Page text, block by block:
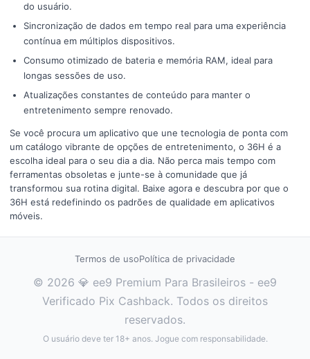
do usuário.
Sincronização de dados em tempo real para uma experiência
contínua em múltiplos dispositivos.
Consumo otimizado de bateria e memória RAM, ideal para
longas sessões de uso.
Atualizações constantes de conteúdo para manter o
entretenimento sempre renovado.
Se você procura um aplicativo que une tecnologia de ponta com
um catálogo vibrante de opções de entretenimento, o 36H é a
escolha ideal para o seu dia a dia. Não perca mais tempo com
ferramentas obsoletas e junte-se à comunidade que já
transformou sua rotina digital. Baixe agora e descubra por que o
36H está redefinindo os padrões de qualidade em aplicativos
móveis.
Termos de usoPolítica de privacidade
© 2026 💎 ee9 Premium Para Brasileiros - ee9
Verificado Pix Cashback. Todos os direitos
reservados.
O usuário deve ter 18+ anos. Jogue com responsabilidade.